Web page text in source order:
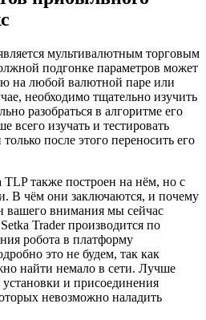
мультивалютным торговым
подгонке параметров может
на любой валютной паре или
необходимо тщательно изучить
разобраться в алгоритме его
всего изучать и тестировать
после этого переносить его
также построен на нём, но с
В чём они заключаются, и почему
вашего внимания мы сейчас
Trader производится по
робота в платформу
это не будем, так как
найти немало в сети. Лучше
и присоединения
невозможно наладить